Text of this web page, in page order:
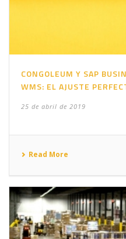
CONGOLEUM Y SAP
WMS: EL AJUSTE
25 de abril de 2019
Read More